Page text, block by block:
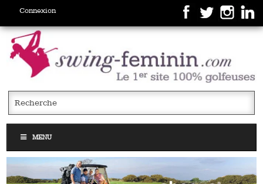
Connexion
MENU